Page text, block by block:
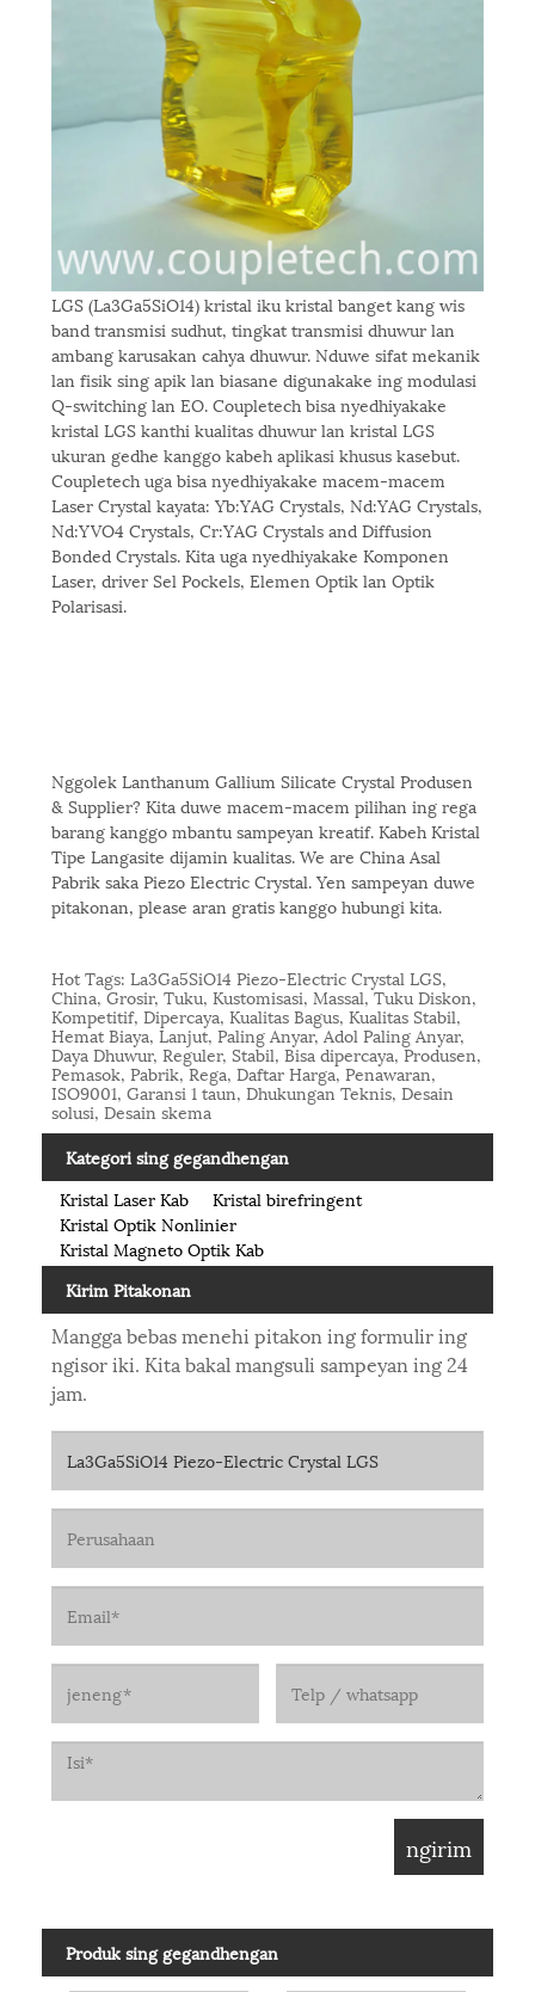
LGS (La3Ga5SiO14) kristal iku kristal banget kang wis
band transmisi sudhut, tingkat transmisi dhuwur lan
ambang karusakan cahya dhuwur. Nduwe sifat mekanik
lan fisik sing apik lan biasane digunakake ing modulasi
Q-switching lan EO. Coupletech bisa nyedhiyakake
kristal LGS kanthi kualitas dhuwur lan kristal LGS
ukuran gedhe kanggo kabeh aplikasi khusus kasebut.
Coupletech uga bisa nyedhiyakake macem-macem
Laser Crystal kayata: Yb:YAG Crystals, Nd:YAG Crystals,
Nd:YVO4 Crystals, Cr:YAG Crystals and Diffusion
Bonded Crystals. Kita uga nyedhiyakake Komponen
Laser, driver Sel Pockels, Elemen Optik lan Optik
Polarisasi.
Nggolek Lanthanum Gallium Silicate Crystal Produsen
& Supplier? Kita duwe macem-macem pilihan ing rega
barang kanggo mbantu sampeyan kreatif. Kabeh Kristal
Tipe Langasite dijamin kualitas. We are China Asal
Pabrik saka Piezo Electric Crystal. Yen sampeyan duwe
pitakonan, please aran gratis kanggo hubungi kita.
Hot Tags: La3Ga5SiO14 Piezo-Electric Crystal LGS,
China, Grosir, Tuku, Kustomisasi, Massal, Tuku Diskon,
Kompetitif, Dipercaya, Kualitas Bagus, Kualitas Stabil,
Hemat Biaya, Lanjut, Paling Anyar, Adol Paling Anyar,
Daya Dhuwur, Reguler, Stabil, Bisa dipercaya, Produsen,
Pemasok, Pabrik, Rega, Daftar Harga, Penawaran,
ISO9001, Garansi 1 taun, Dhukungan Teknis, Desain
solusi, Desain skema
Kategori sing gegandhengan
Kristal Laser Kab
Kristal birefringent
Kristal Optik Nonlinier
Kristal Magneto Optik Kab
Kirim Pitakonan
Mangga bebas menehi pitakon ing formulir ing
ngisor iki. Kita bakal mangsuli sampeyan ing 24
jam.
Produk sing gegandhengan